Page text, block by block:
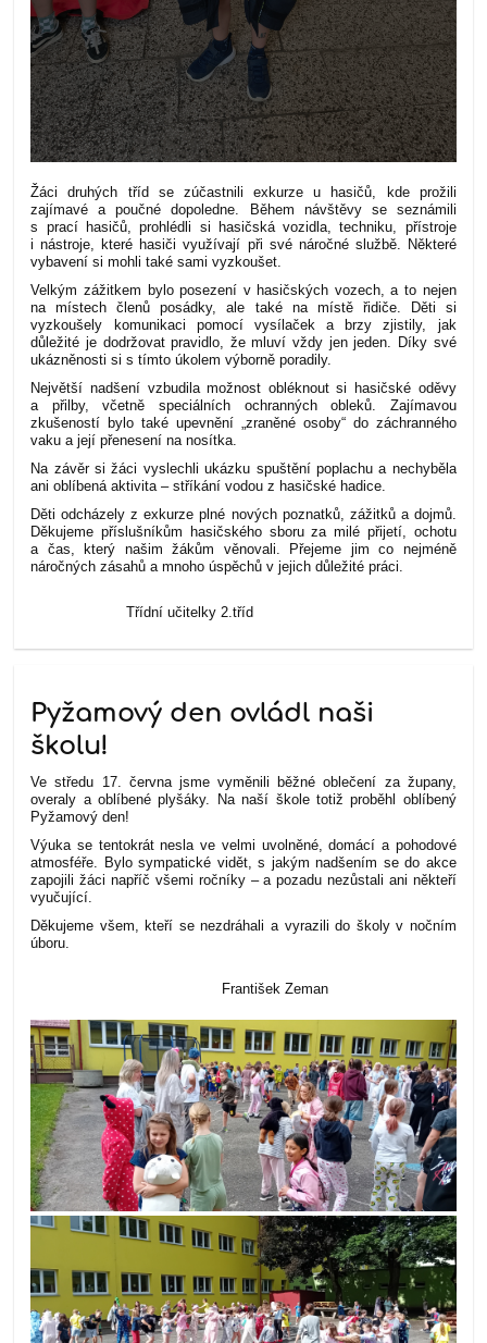
Žáci druhých tříd se zúčastnili exkurze u hasičů, kde prožili
zajímavé a poučné dopoledne. Během návštěvy se seznámili
s prací hasičů, prohlédli si hasičská vozidla, techniku, přístroje
i nástroje, které hasiči využívají při své náročné službě. Některé
vybavení si mohli také sami vyzkoušet.
Velkým zážitkem bylo posezení v hasičských vozech, a to nejen
na místech členů posádky, ale také na místě řidiče. Děti si
vyzkoušely komunikaci pomocí vysílaček a brzy zjistily, jak
důležité je dodržovat pravidlo, že mluví vždy jen jeden. Díky své
ukázněnosti si s tímto úkolem výborně poradily.
Největší nadšení vzbudila možnost obléknout si hasičské oděvy
a přilby, včetně speciálních ochranných obleků. Zajímavou
zkušeností bylo také upevnění „zraněné osoby“ do záchranného
vaku a její přenesení na nosítka.
Na závěr si žáci vyslechli ukázku spuštění poplachu a nechyběla
ani oblíbená aktivita – stříkání vodou z hasičské hadice.
Děti odcházely z exkurze plné nových poznatků, zážitků a dojmů.
Děkujeme příslušníkům hasičského sboru za milé přijetí, ochotu
a čas, který našim žákům věnovali. Přejeme jim co nejméně
náročných zásahů a mnoho úspěchů v jejich důležité práci.
Třídní učitelky 2.tříd
Pyžamový den ovládl naši
školu!
Ve středu 17. června jsme vyměnili běžné oblečení za župany,
overaly a oblíbené plyšáky. Na naší škole totiž proběhl oblíbený
Pyžamový den!
Výuka se tentokrát nesla ve velmi uvolněné, domácí a pohodové
atmosféře. Bylo sympatické vidět, s jakým nadšením se do akce
zapojili žáci napříč všemi ročníky – a pozadu nezůstali ani někteří
vyučující.
Děkujeme všem, kteří se nezdráhali a vyrazili do školy v nočním
úboru.
František Zeman